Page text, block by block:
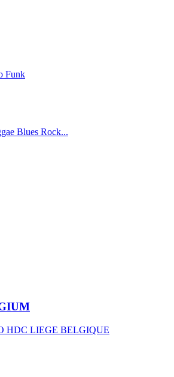
Funk
Blues Rock...
HDC LIEGE BELGIQUE